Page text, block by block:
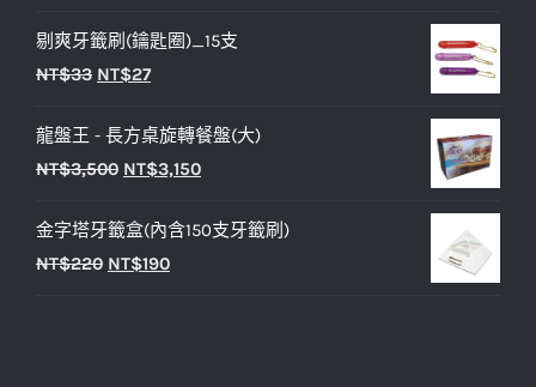
價
格：
價
剔爽牙籤刷(鑰匙圈)_15支
NT$33 原
價
格：
NT$27目
價
格：
龍盤王 - 長方桌旋轉餐盤(大)
NT$3,500 原
價
格：
NT$3,150目
價
金字塔牙籤盒(內含150支牙籤刷)
NT$220 原
NT$190目